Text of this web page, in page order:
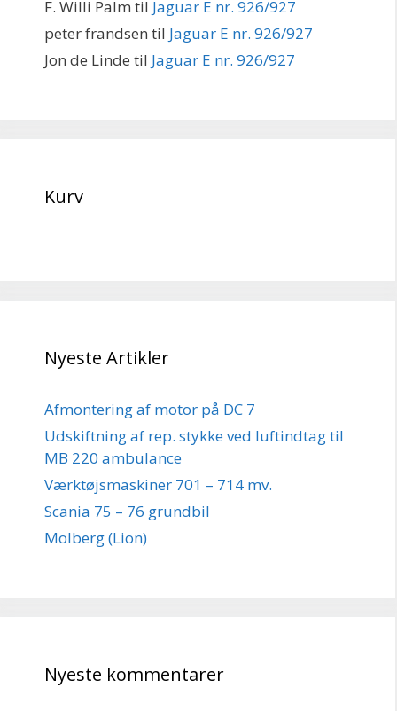
F. Willi Palm til Jaguar E nr. 926/927
peter frandsen til Jaguar E nr. 926/927
Jon de Linde til Jaguar E nr. 926/927
Kurv
Nyeste Artikler
Afmontering af motor på DC 7
Udskiftning af rep. stykke ved luftindtag til
MB 220 ambulance
Værktøjsmaskiner 701 – 714 mv.
Scania 75 – 76 grundbil
Molberg (Lion)
Nyeste kommentarer